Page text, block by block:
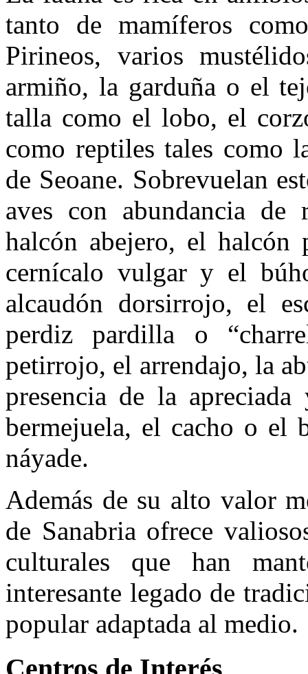
tanto de mamíferos
Pirineos, varios
armiño, la garduña o el
talla como el lobo, el
como reptiles tales como
de Seoane. Sobrevuelan
aves con abundancia
halcón abejero, el halcón
cernícalo vulgar y el
alcaudón dorsirrojo, el
perdiz pardilla o
petirrojo, el arrendajo, la
presencia de la
bermejuela, el cacho o
náyade.
Además de su alto valor
de Sanabria ofrece
culturales que han
interesante legado de
popular adaptada al medio.